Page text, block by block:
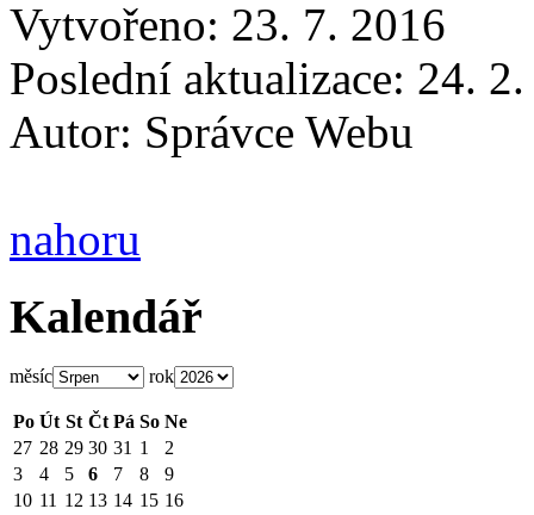
Vytvořeno: 23. 7. 2016
Poslední aktualizace: 24.
Autor: Správce Webu
nahoru
Kalendář
měsíc rok
Po Út St Čt Pá So Ne
27 28 29 30 31 1
2
3
4 5 6 7 8
9
10 11 12 13 14 15 16